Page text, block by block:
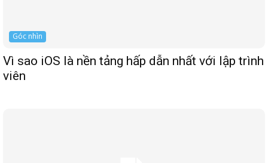
Góc nhìn
Vì sao iOS là nền tảng hấp dẫn nhất với lập trình
viên